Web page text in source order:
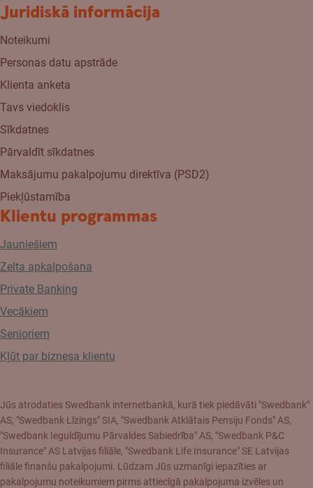
Juridiskā informācija
Noteikumi
Personas datu apstrāde
Klienta anketa
Tavs viedoklis
Sīkdatnes
Pārvaldīt sīkdatnes
Maksājumu pakalpojumu direktīva (PSD2)
Piekļūstamība
Klientu programmas
Jauniešiem
Zelta apkalpošana
Private Banking
Vecākiem
Senioriem
Kļūt par biznesa klientu
Jūs atrodaties Swedbank internetbankā, kurā tiek piedāvāti "Swedbank"
AS, "Swedbank Līzings" SIA, "Swedbank Atklātais Pensiju Fonds" AS,
"Swedbank Ieguldījumu Pārvaldes Sabiedrība" AS, "Swedbank P&C
Insurance" AS Latvijas filiāle, "Swedbank Life Insurance" SE Latvijas
filiāle finanšu pakalpojumi. Lūdzam Jūs uzmanīgi iepazīties ar
pakalpojumu noteikumiem pirms attiecīgā pakalpojuma izvēles un